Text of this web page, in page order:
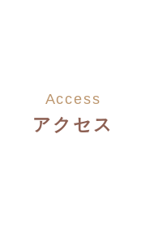
Access
アクセス